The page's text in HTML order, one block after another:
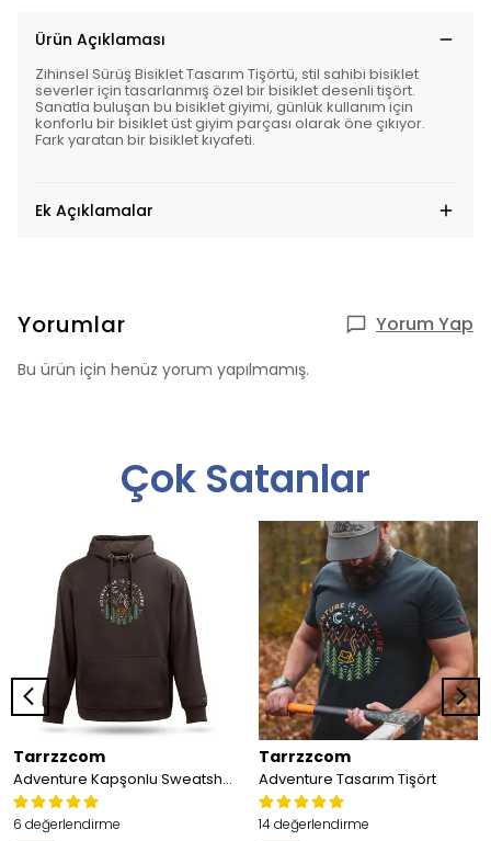
Ürün Açıklaması
Zihinsel Sürüş Bisiklet Tasarım Tişörtü, stil sahibi bisiklet
severler için tasarlanmış özel bir bisiklet desenli tişört.
Sanatla buluşan bu bisiklet giyimi, günlük kullanım için
konforlu bir bisiklet üst giyim parçası olarak öne çıkıyor.
Fark yaratan bir bisiklet kıyafeti.
Ek Açıklamalar
Yorumlar Yorum Yap
Bu ürün için henüz yorum yapılmamış.
Çok Satanlar
Tarrzzcom
Adventure Kapşonlu Sweatshirt
6 değerlendirme
Tarrzzcom
Adventure Tasarım Tişört
14 değerlendirme